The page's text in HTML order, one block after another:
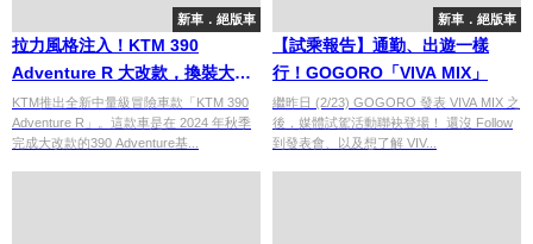
新車．絕版車
拉力風格注入！KTM 390
Adventure R 大改款，換裝大型
風鏡與投射式頭燈
KTM推出全新中量級冒險車款「KTM 390
Adventure R」。這款車是在 2024 年秋季
完成大改款的390 Adventure基...
新車．絕版車
【試乘報告】通勤、出遊一樣
行！GOGORO「VIVA MIX」
繼昨日 (2/23) GOGORO 發表 VIVA MIX 之
後，媒體試駕活動聯袂登場！ 還沒 Follow
到發表會、以及想了解 VIV...